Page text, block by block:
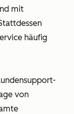
mit
häufig
-
von